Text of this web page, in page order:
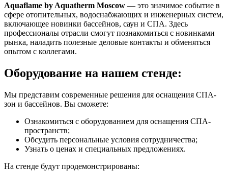
Aquaflame by Aquatherm Moscow — это значимое событие в
сфере отопительных, водоснабжающих и инженерных систем,
включающее новинки бассейнов, саун и СПА. Здесь
профессионалы отрасли смогут познакомиться с новинками
рынка, наладить полезные деловые контакты и обменяться
опытом с коллегами.
Оборудование на нашем стенде:
Мы представим современные решения для оснащения СПА-
зон и бассейнов. Вы сможете:
Ознакомиться с оборудованием для оснащения СПА-
пространств;
Обсудить персональные условия сотрудничества;
Узнать о ценах и специальных предложениях.
На стенде будут продемонстрированы: